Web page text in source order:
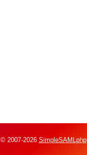
© 2007-2026 SimpleSAMLphp